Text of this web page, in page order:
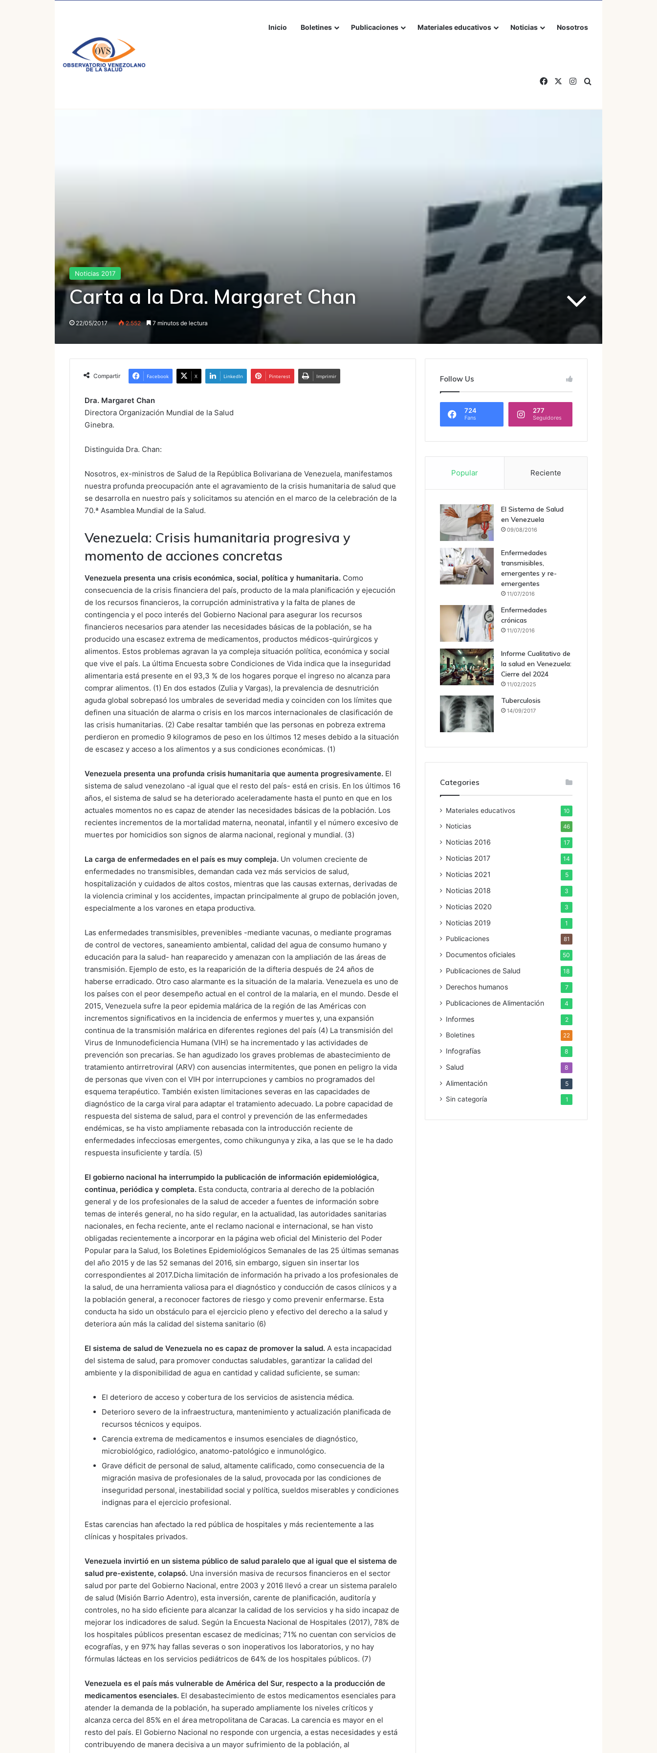
Inicio Boletines Publicaciones Materiales educativos Noticias Nosotros
FacebookInstagram
Noticias 2017
Carta a la Dra. Margaret Chan
22/05/2017 2.552 7 minutos de lectura
Compartir Facebook X LinkedIn Pinterest Imprimir
Dra. Margaret Chan
Directora Organización Mundial de la Salud
Ginebra.
Distinguida Dra. Chan:
Nosotros, ex-ministros de Salud de la República Bolivariana de Venezuela, manifestamos
nuestra profunda preocupación ante el agravamiento de la crisis humanitaria de salud que
se desarrolla en nuestro país y solicitamos su atención en el marco de la celebración de la
70.ª Asamblea Mundial de la Salud.
Venezuela: Crisis humanitaria progresiva y
momento de acciones concretas
Venezuela presenta una crisis económica, social, política y humanitaria. Como
consecuencia de la crisis financiera del país, producto de la mala planificación y ejecución
de los recursos financieros, la corrupción administrativa y la falta de planes de
contingencia y el poco interés del Gobierno Nacional para asegurar los recursos
financieros necesarios para atender las necesidades básicas de la población, se ha
producido una escasez extrema de medicamentos, productos médicos-quirúrgicos y
alimentos. Estos problemas agravan la ya compleja situación política, económica y social
que vive el país. La última Encuesta sobre Condiciones de Vida indica que la inseguridad
alimentaria está presente en el 93,3 % de los hogares porque el ingreso no alcanza para
comprar alimentos. (1) En dos estados (Zulia y Vargas), la prevalencia de desnutrición
aguda global sobrepasó los umbrales de severidad media y coinciden con los límites que
definen una situación de alarma o crisis en los marcos internacionales de clasificación de
las crisis humanitarias. (2) Cabe resaltar también que las personas en pobreza extrema
perdieron en promedio 9 kilogramos de peso en los últimos 12 meses debido a la situación
de escasez y acceso a los alimentos y a sus condiciones económicas. (1)
Venezuela presenta una profunda crisis humanitaria que aumenta progresivamente. El
sistema de salud venezolano -al igual que el resto del país- está en crisis. En los últimos 16
años, el sistema de salud se ha deteriorado aceleradamente hasta el punto en que en los
actuales momentos no es capaz de atender las necesidades básicas de la población. Los
recientes incrementos de la mortalidad materna, neonatal, infantil y el número excesivo de
muertes por homicidios son signos de alarma nacional, regional y mundial. (3)
La carga de enfermedades en el país es muy compleja. Un volumen creciente de
enfermedades no transmisibles, demandan cada vez más servicios de salud,
hospitalización y cuidados de altos costos, mientras que las causas externas, derivadas de
la violencia criminal y los accidentes, impactan principalmente al grupo de población joven,
especialmente a los varones en etapa productiva.
Las enfermedades transmisibles, prevenibles -mediante vacunas, o mediante programas
de control de vectores, saneamiento ambiental, calidad del agua de consumo humano y
educación para la salud- han reaparecido y amenazan con la ampliación de las áreas de
transmisión. Ejemplo de esto, es la reaparición de la difteria después de 24 años de
haberse erradicado. Otro caso alarmante es la situación de la malaria. Venezuela es uno de
los países con el peor desempeño actual en el control de la malaria, en el mundo. Desde el
2015, Venezuela sufre la peor epidemia malárica de la región de las Américas con
incrementos significativos en la incidencia de enfermos y muertes y, una expansión
continua de la transmisión malárica en diferentes regiones del país (4) La transmisión del
Virus de Inmunodeficiencia Humana (VIH) se ha incrementado y las actividades de
prevención son precarias. Se han agudizado los graves problemas de abastecimiento de
tratamiento antirretroviral (ARV) con ausencias intermitentes, que ponen en peligro la vida
de personas que viven con el VIH por interrupciones y cambios no programados del
esquema terapéutico. También existen limitaciones severas en las capacidades de
diagnóstico de la carga viral para adaptar el tratamiento adecuado. La pobre capacidad de
respuesta del sistema de salud, para el control y prevención de las enfermedades
endémicas, se ha visto ampliamente rebasada con la introducción reciente de
enfermedades infecciosas emergentes, como chikungunya y zika, a las que se le ha dado
respuesta insuficiente y tardía. (5)
El gobierno nacional ha interrumpido la publicación de información epidemiológica,
continua, periódica y completa. Esta conducta, contraria al derecho de la población
general y de los profesionales de la salud de acceder a fuentes de información sobre
temas de interés general, no ha sido regular, en la actualidad, las autoridades sanitarias
nacionales, en fecha reciente, ante el reclamo nacional e internacional, se han visto
obligadas recientemente a incorporar en la página web oficial del Ministerio del Poder
Popular para la Salud, los Boletines Epidemiológicos Semanales de las 25 últimas semanas
del año 2015 y de las 52 semanas del 2016, sin embargo, siguen sin insertar los
correspondientes al 2017.Dicha limitación de información ha privado a los profesionales de
la salud, de una herramienta valiosa para el diagnóstico y conducción de casos clínicos y a
la población general, a reconocer factores de riesgo y como prevenir enfermarse. Esta
conducta ha sido un obstáculo para el ejercicio pleno y efectivo del derecho a la salud y
deteriora aún más la calidad del sistema sanitario (6)
El sistema de salud de Venezuela no es capaz de promover la salud. A esta incapacidad
del sistema de salud, para promover conductas saludables, garantizar la calidad del
ambiente y la disponibilidad de agua en cantidad y calidad suficiente, se suman:
El deterioro de acceso y cobertura de los servicios de asistencia médica.
Deterioro severo de la infraestructura, mantenimiento y actualización planificada de
recursos técnicos y equipos.
Carencia extrema de medicamentos e insumos esenciales de diagnóstico,
microbiológico, radiológico, anatomo-patológico e inmunológico.
Grave déficit de personal de salud, altamente calificado, como consecuencia de la
migración masiva de profesionales de la salud, provocada por las condiciones de
inseguridad personal, inestabilidad social y política, sueldos miserables y condiciones
indignas para el ejercicio profesional.
Estas carencias han afectado la red pública de hospitales y más recientemente a las
clínicas y hospitales privados.
Venezuela invirtió en un sistema público de salud paralelo que al igual que el sistema de
salud pre-existente, colapsó. Una inversión masiva de recursos financieros en el sector
salud por parte del Gobierno Nacional, entre 2003 y 2016 llevó a crear un sistema paralelo
de salud (Misión Barrio Adentro), esta inversión, carente de planificación, auditoría y
controles, no ha sido eficiente para alcanzar la calidad de los servicios y ha sido incapaz de
mejorar los indicadores de salud. Según la Encuesta Nacional de Hospitales (2017), 78% de
los hospitales públicos presentan escasez de medicinas; 71% no cuentan con servicios de
ecografías, y en 97% hay fallas severas o son inoperativos los laboratorios, y no hay
fórmulas lácteas en los servicios pediátricos de 64% de los hospitales públicos. (7)
Venezuela es el país más vulnerable de América del Sur, respecto a la producción de
medicamentos esenciales. El desabastecimiento de estos medicamentos esenciales para
atender la demanda de la población, ha superado ampliamente los niveles críticos y
alcanza cerca del 85% en el área metropolitana de Caracas. La carencia es mayor en el
resto del país. El Gobierno Nacional no responde con urgencia, a estas necesidades y está
contribuyendo de manera decisiva a un mayor sufrimiento de la población, al
Follow Us
724
Fans
277
Seguidores
Popular Reciente
El Sistema de Salud
en Venezuela
09/08/2016
Enfermedades
transmisibles,
emergentes y re-
emergentes
11/07/2016
Enfermedades
crónicas
11/07/2016
Informe Cualitativo de
la salud en Venezuela:
Cierre del 2024
11/02/2025
Tuberculosis
14/09/2017
Categories
Materiales educativos 10
Noticias 46
Noticias 2016 17
Noticias 2017 14
Noticias 2021 5
Noticias 2018 3
Noticias 2020 3
Noticias 2019 1
Publicaciones 81
Documentos oficiales 50
Publicaciones de Salud 18
Derechos humanos 7
Publicaciones de Alimentación 4
Informes 2
Boletines 22
Infografías 8
Salud 8
Alimentación 5
Sin categoría 1